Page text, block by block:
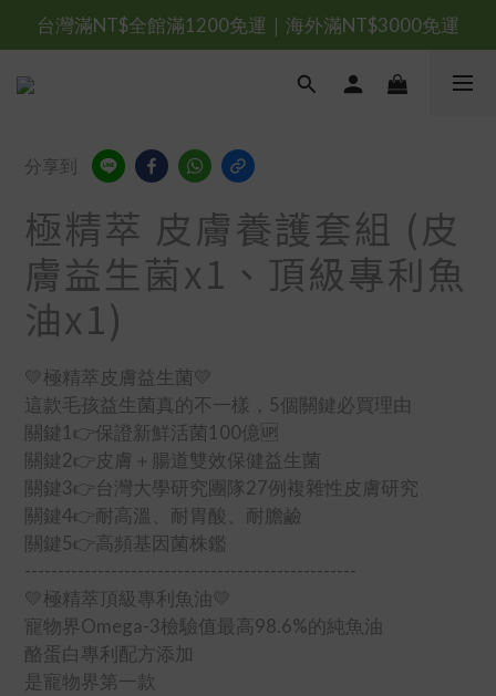
台灣滿NT$全館滿1200免運｜海外滿NT$3000免運
台灣滿NT$全館滿1200免運｜海外滿NT$3000免運
會員優惠專區由此進
分享到
極精萃 皮膚養護套組 (皮
膚益生菌x1、頂級專利魚
油x1)
💛極精萃皮膚益生菌💛
這款毛孩益生菌真的不一樣，5個關鍵必買理由
關鍵1👉保證新鮮活菌100億🆙
關鍵2👉皮膚＋腸道雙效保健益生菌
關鍵3👉台灣大學研究團隊27例複雜性皮膚研究
關鍵4👉耐高溫、耐胃酸、耐膽鹼
關鍵5👉高頻基因菌株鑑
--------------------------------------------------
💛極精萃頂級專利魚油💛
寵物界Omega-3檢驗值最高98.6%的純魚油
酪蛋白專利配方添加
是寵物界第一款